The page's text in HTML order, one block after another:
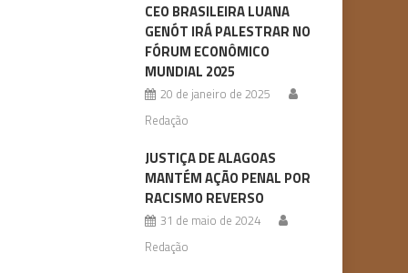
CEO BRASILEIRA LUANA
GENÓT IRÁ PALESTRAR NO
FÓRUM ECONÔMICO
MUNDIAL 2025
20 de janeiro de 2025
Redação
JUSTIÇA DE ALAGOAS
MANTÉM AÇÃO PENAL POR
RACISMO REVERSO
31 de maio de 2024
Redação